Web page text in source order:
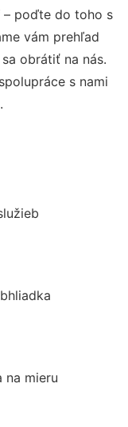
– poďte do toho s
vám prehľad
obrátiť na nás.
s nami
na mieru